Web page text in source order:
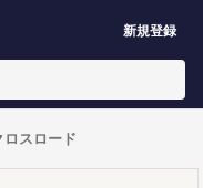
新規登録
スロード